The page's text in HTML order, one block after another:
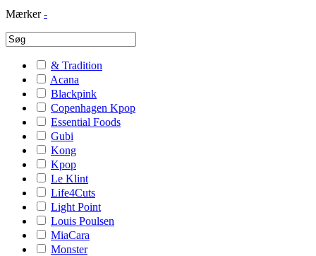
Mærker -
& Tradition
Acana
Blackpink
Copenhagen Kpop
Essential Foods
Gubi
Kong
Kpop
Le Klint
Life4Cuts
Light Point
Louis Poulsen
MiaCara
Monster